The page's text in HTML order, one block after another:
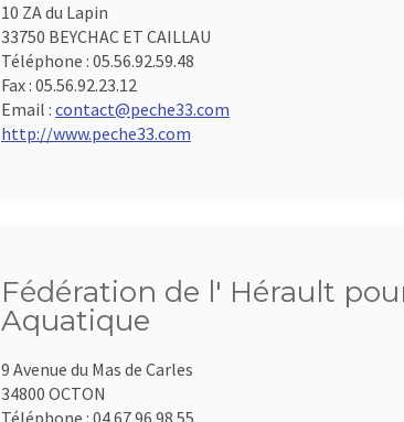
10 ZA du Lapin
33750 BEYCHAC ET CAILLAU
Téléphone : 05.56.92.59.48
Fax : 05.56.92.23.12
Email : contact@peche33.com
http://www.peche33.com
Fédération de l' Hérault
Aquatique
9 Avenue du Mas de Carles
34800 OCTON
Téléphone : 04.67.96.98.55